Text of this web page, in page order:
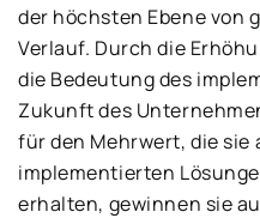
der höchsten Ebene von
Verlauf. Durch die
die Bedeutung des
Zukunft des
für den Mehrwert, die sie
implementierten
erhalten, gewinnen sie